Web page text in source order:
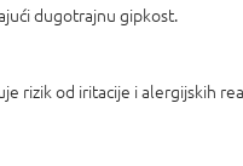
dugotrajnu gipkost.
rizik od iritacije i alergijskih